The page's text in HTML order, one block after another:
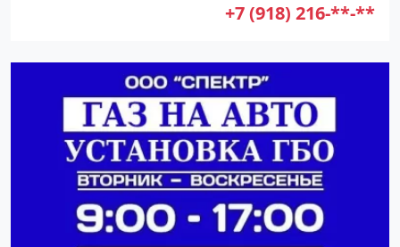
+7 (918) 216-**-**